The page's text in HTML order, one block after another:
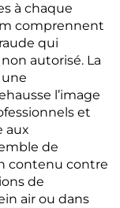
à chaque
comprennent
qui
autorisé. La
l’image
et
aux
de
contenu contre
de
air ou dans